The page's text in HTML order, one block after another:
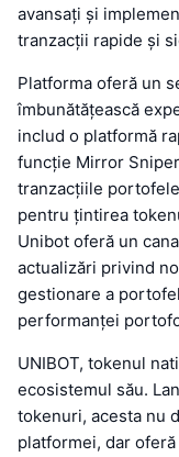
avansați și
tranzacții rapide și
Platforma oferă un
îmbunătățească
includ o platformă
funcție Mirror
tranzacțiile
pentru țintirea
Unibot oferă un
actualizări privind
gestionare a
performanței
UNIBOT, tokenul
ecosistemul său.
tokenuri, acesta nu
platformei, dar